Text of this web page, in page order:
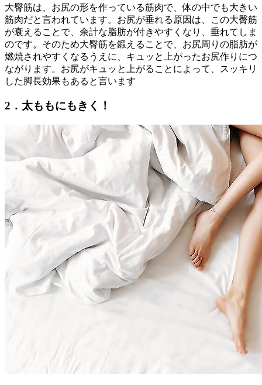
大臀筋は、お尻の形を作っている筋肉で、体の中でも大きい
筋肉だと言われています。お尻が垂れる原因は、この大臀筋
が衰えることで、余計な脂肪が付きやすくなり、垂れてしま
のです。そのため大臀筋を鍛えることで、お尻周りの脂肪が
燃焼されやすくなるうえに、キュッと上がったお尻作りにつ
ながります。お尻がキュッと上がることによって、スッキリ
した脚長効果もあると言います
2．太ももにもきく！